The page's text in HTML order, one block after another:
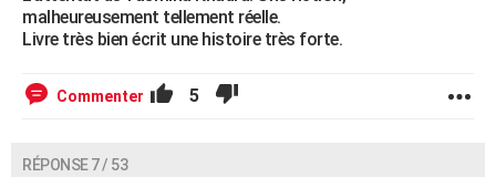
malheureusement tellement réelle.
Livre très bien écrit une histoire très forte.
Commenter 5
RÉPONSE 7 / 53